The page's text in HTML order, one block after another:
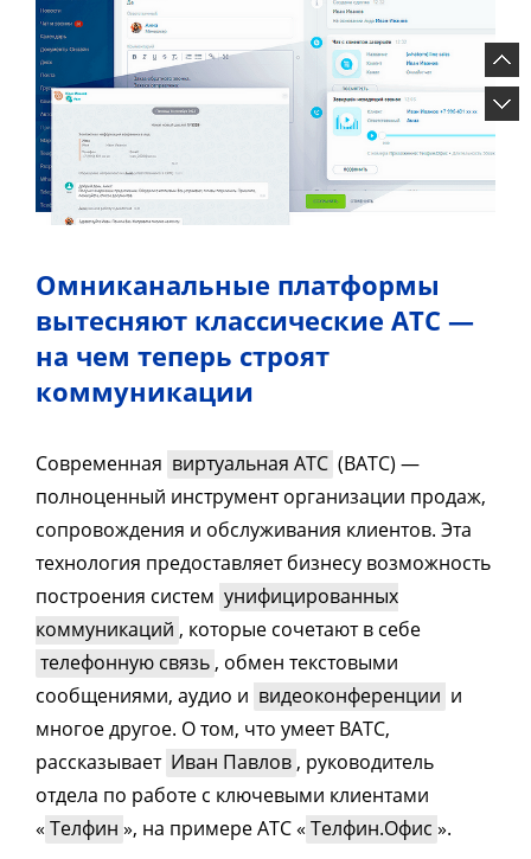
Омниканальные платформы
вытесняют классические АТС —
на чем теперь строят
коммуникации
Современная виртуальная АТС (ВАТС) —
полноценный инструмент организации продаж,
сопровождения и обслуживания клиентов. Эта
технология предоставляет бизнесу возможность
построения систем унифицированных
коммуникаций , которые сочетают в себе
телефонную связь , обмен текстовыми
сообщениями, аудио и видеоконференции и
многое другое. О том, что умеет ВАТС,
рассказывает Иван Павлов , руководитель
отдела по работе с ключевыми клиентами
« Телфин », на примере АТС « Телфин.Офис ».